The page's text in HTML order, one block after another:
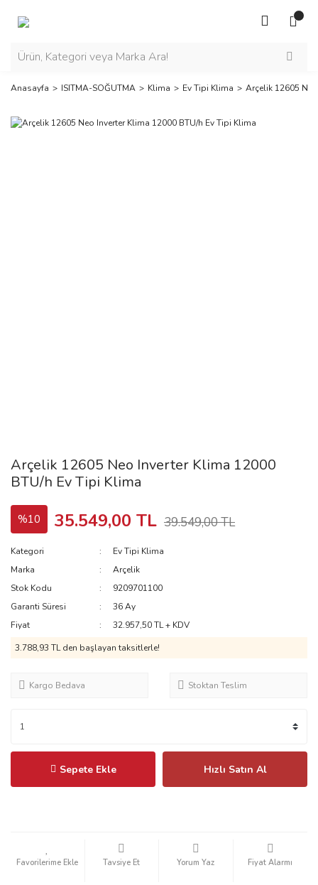
Anasayfa ISITMA-SOĞUTMA Klima Ev Tipi Klima Arçelik 12605
Arçelik 12605 Neo Inverter Klima 12000
BTU/h Ev Tipi Klima
%10 35.549,00 TL 39.549,00 TL
Kategori
Ev Tipi Klima
Marka
Arçelik
Stok Kodu
9209701100
Garanti Süresi
36 Ay
Fiyat
32.957,50 TL + KDV
3.788,93 TLden başlayan taksitlerle!
Kargo Bedava Stoktan Teslim
Sepete Ekle Hızlı Satın Al
Tavsiye Et Yorum Yaz Fiyat Alarmı